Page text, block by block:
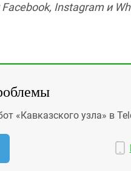
Instagram и
«Кавказского узла» в